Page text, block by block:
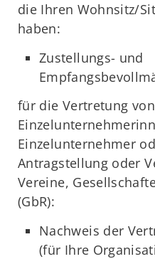
die Ihren Wohnsitz/
haben:
Zustellungs- und
für die Vertretung
Einzelunternehmer
Antragstellung oder
Vereine,
(GbR):
Nachweis der
(für Ihre